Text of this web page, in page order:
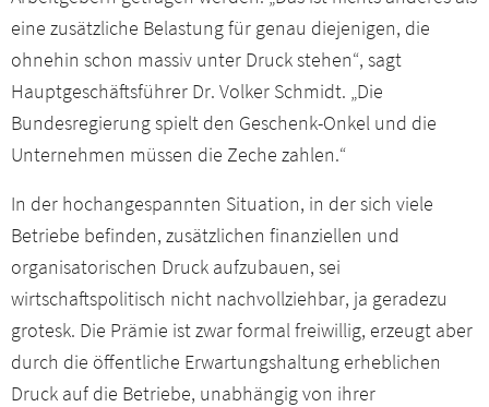
Veranstaltungen
Downloads
Kontakt
Mitgliederbereich
eine zusätzliche Belastung für genau diejenigen, die
ohnehin schon massiv unter Druck stehen“, sagt
Hauptgeschäftsführer Dr. Volker Schmidt. „Die
Bundesregierung spielt den Geschenk-Onkel und die
Unternehmen müssen die Zeche zahlen.“
In der hochangespannten Situation, in der sich viele
Betriebe befinden, zusätzlichen finanziellen und
organisatorischen Druck aufzubauen, sei
wirtschaftspolitisch nicht nachvollziehbar, ja geradezu
grotesk. Die Prämie ist zwar formal freiwillig, erzeugt aber
durch die öffentliche Erwartungshaltung erheblichen
Druck auf die Betriebe, unabhängig von ihrer